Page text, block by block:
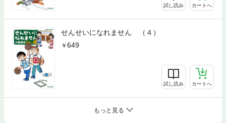
試し読み カートへ
せんせいになれません （４）
649
試し読み カートへ
もっと見る